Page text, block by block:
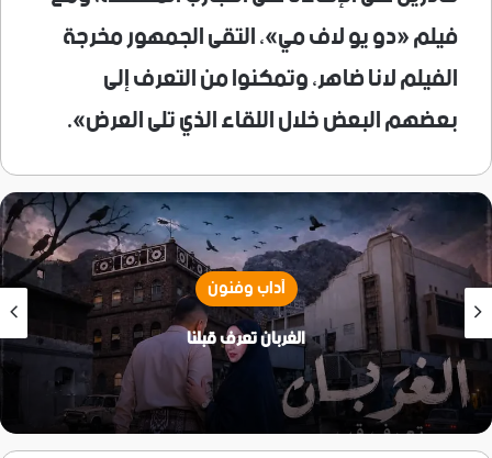
فيلم «دو يو لاف مي»، التقى الجمهور مخرجة
الفيلم لانا ضاهر، وتمكنوا من التعرف إلى
بعضهم البعض خلال اللقاء الذي تلى العرض».
آداب وفنون
الغربان تعرف قبلنا